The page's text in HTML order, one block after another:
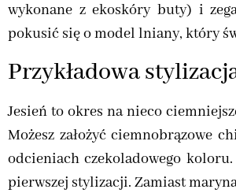
wykonane z ekoskóry buty) i
pokusić się o model lniany, który
Przykładowa
Jesień to okres na nieco
Możesz założyć ciemnobrązowe
odcieniach czekoladowego
pierwszej stylizacji. Zamiast